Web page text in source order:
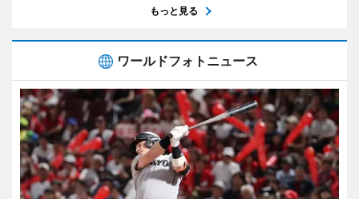
もっと見る
ワールドフォトニュース